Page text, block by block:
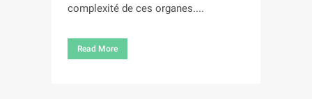
complexité de ces organes....
Read More